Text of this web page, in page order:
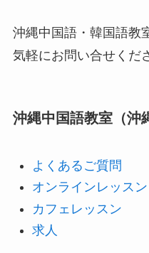
沖縄中国語・韓国語教
気軽にお問い合せくだ
沖縄中国語教室（沖
よくあるご質問
オンラインレッスン
カフェレッスン
求人